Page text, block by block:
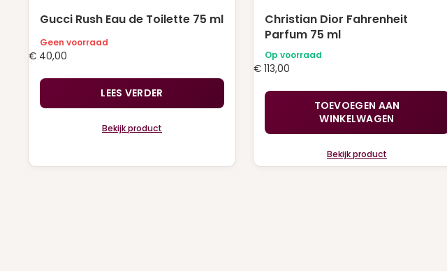
Gucci Rush Eau de Toilette 75 ml
Geen voorraad
€ 40,00
LEES VERDER
Bekijk product
Christian Dior Fahrenheit
Parfum 75 ml
Op voorraad
€ 113,00
TOEVOEGEN AAN
WINKELWAGEN
Bekijk product